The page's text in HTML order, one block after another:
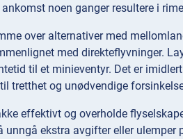
noen ganger resultere i
over alternativer med
med direkteflyvninger.
til et minieventyr. Det er
tretthet og unødvendige
effektivt og overholde
ekstra avgifter eller ulemper